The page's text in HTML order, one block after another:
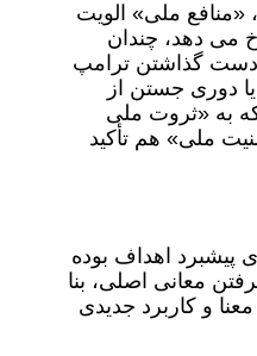
«منافع ملی» الویت
می دهد، چندان
دست گذاشتن ترامپ
یا دوری جستن از
به «ثروت ملی
ملی» هم تأکید
پیشبرد اهداف بوده
معانی اصلی، بنا
و کاربرد جدیدی